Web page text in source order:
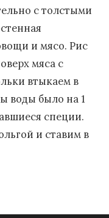
с толстыми
и мясо. Рис
мяса с
втыкаем в
воды было на 1
специи.
и ставим в